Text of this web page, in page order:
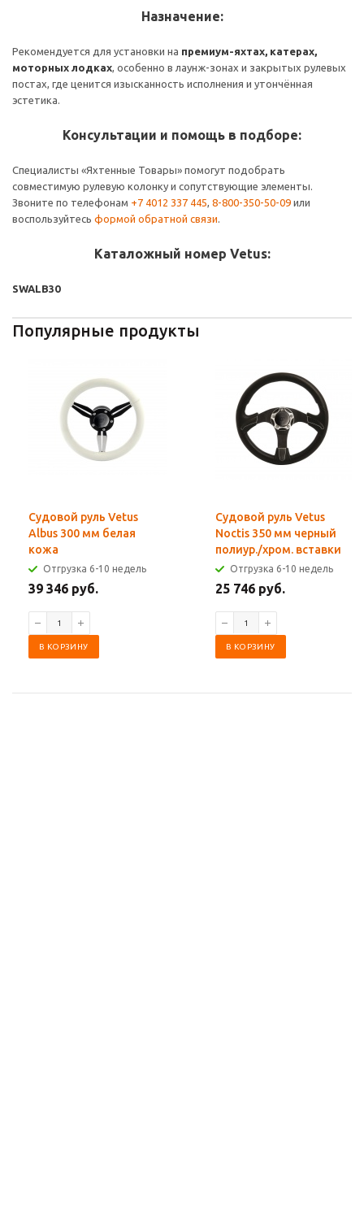
Назначение:
Рекомендуется для установки на премиум-яхтах, катерах,
моторных лодках, особенно в лаунж-зонах и закрытых рулевых
постах, где ценится изысканность исполнения и утончённая
эстетика.
Консультации и помощь в подборе:
Специалисты «Яхтенные Товары» помогут подобрать
совместимую рулевую колонку и сопутствующие элементы.
Звоните по телефонам +7 4012 337 445, 8-800-350-50-09 или
воспользуйтесь формой обратной связи.
Каталожный номер Vetus:
SWALB30
Популярные продукты
Судовой руль Vetus
Albus 300 мм белая
кожа
Отгрузка 6-10 недель
39 346 руб.
В КОРЗИНУ
Судовой руль Vetus
Noctis 350 мм черный
полиур./хром. вставки
Отгрузка 6-10 недель
25 746 руб.
В КОРЗИНУ